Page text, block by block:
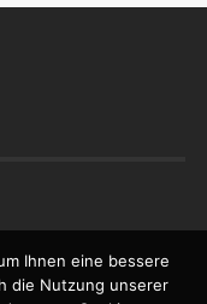
Ihnen eine bessere
die Nutzung unserer